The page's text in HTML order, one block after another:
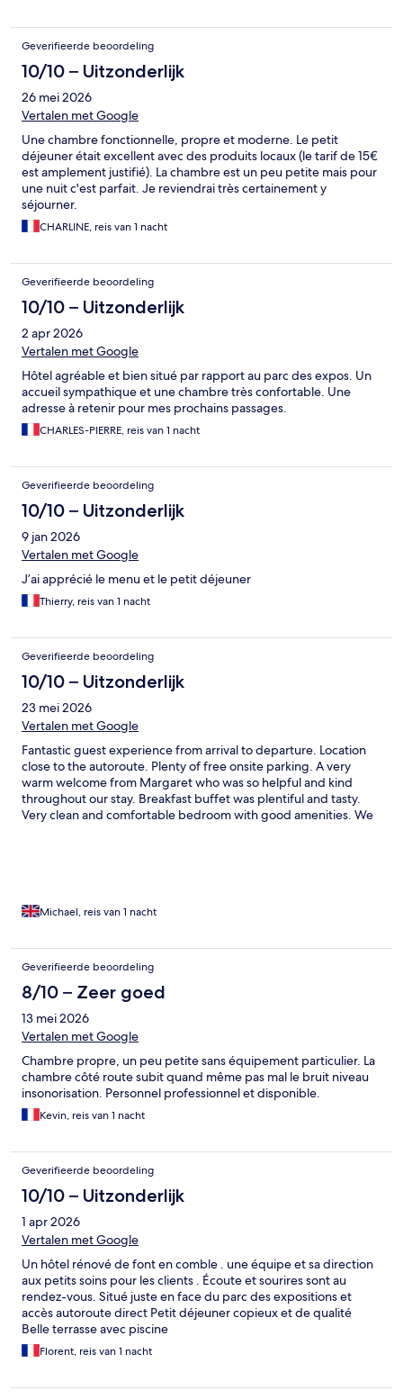
Geverifieerde beoordeling
10/10 – Uitzonderlijk
26 mei 2026
Vertalen met Google
Une chambre fonctionnelle, propre et moderne. Le petit
déjeuner était excellent avec des produits locaux (le tarif de 15€
est amplement justifié). La chambre est un peu petite mais pour
une nuit c'est parfait. Je reviendrai très certainement y
séjourner.
CHARLINE, reis van 1 nacht
Geverifieerde beoordeling
10/10 – Uitzonderlijk
2 apr 2026
Vertalen met Google
Hôtel agréable et bien situé par rapport au parc des expos. Un
accueil sympathique et une chambre très confortable. Une
adresse à retenir pour mes prochains passages.
CHARLES-PIERRE, reis van 1 nacht
Geverifieerde beoordeling
10/10 – Uitzonderlijk
9 jan 2026
Vertalen met Google
J’ai apprécié le menu et le petit déjeuner
Thierry, reis van 1 nacht
Geverifieerde beoordeling
10/10 – Uitzonderlijk
23 mei 2026
Vertalen met Google
Fantastic guest experience from arrival to departure. Location
close to the autoroute. Plenty of free onsite parking. A very
warm welcome from Margaret who was so helpful and kind
throughout our stay. Breakfast buffet was plentiful and tasty.
Very clean and comfortable bedroom with good amenities. We
Michael, reis van 1 nacht
Geverifieerde beoordeling
8/10 – Zeer goed
13 mei 2026
Vertalen met Google
Chambre propre, un peu petite sans équipement particulier. La
chambre côté route subit quand même pas mal le bruit niveau
insonorisation. Personnel professionnel et disponible.
Kevin, reis van 1 nacht
Geverifieerde beoordeling
10/10 – Uitzonderlijk
1 apr 2026
Vertalen met Google
Un hôtel rénové de font en comble . une équipe et sa direction
aux petits soins pour les clients . Écoute et sourires sont au
rendez-vous. Situé juste en face du parc des expositions et
accès autoroute direct Petit déjeuner copieux et de qualité
Belle terrasse avec piscine
Florent, reis van 1 nacht